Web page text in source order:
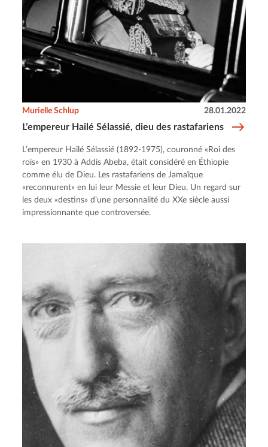
L’empereur Hailé Sélassié, dieu des rastafariens
Murielle Schlup 28.01.2022
L’empereur Hailé Sélassié (1892-1975), couronné «Roi des
rois» en 1930 à Addis Abeba, était considéré en Éthiopie
comme élu de Dieu. Les rastafariens de Jamaïque
«reconnurent» en lui leur Messie et leur Dieu. Un regard sur
les deux «destins» d’une personnalité du XXe siècle aussi
impressionnante que controversée.